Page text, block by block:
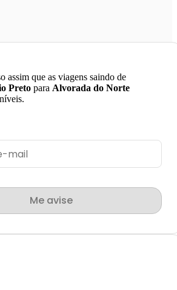
assim que as viagens saindo de
Preto para Alvorada do Norte
Me avise